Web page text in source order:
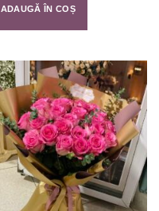
ADAUGĂ ÎN COȘ